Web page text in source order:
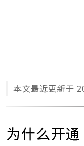
本文最近更新于
为什么开